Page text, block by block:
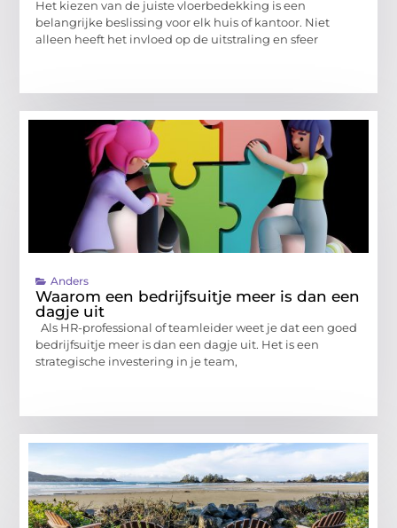
Het kiezen van de juiste vloerbedekking is een
belangrijke beslissing voor elk huis of kantoor. Niet
alleen heeft het invloed op de uitstraling en sfeer
Anders
Waarom een bedrijfsuitje meer is dan een
dagje uit
Als HR-professional of teamleider weet je dat een goed
bedrijfsuitje meer is dan een dagje uit. Het is een
strategische investering in je team,